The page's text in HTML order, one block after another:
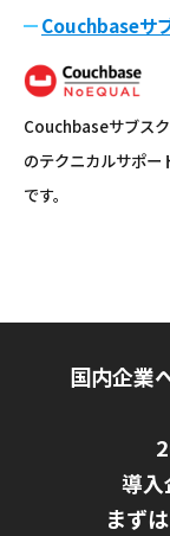
Couchbaseサ
Couchbaseサブス
のテクニカルサポー
です。
国内企業
導入
まず